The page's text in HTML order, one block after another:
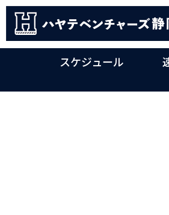
スケジュール